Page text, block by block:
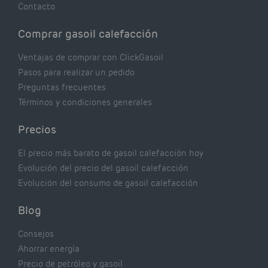
Contacto
Comprar gasoil calefacción
Ventajas de comprar con ClickGasoil
Pasos para realizar un pedido
Preguntas frecuentes
Términos y condiciones generales
Precios
El precio más barato de gasoil calefacción hoy
Evolución del precio del gasoil calefacción
Evolución del consumo de gasoil calefacción
Blog
Consejos
Ahorrar energía
Precio de petróleo y gasoil